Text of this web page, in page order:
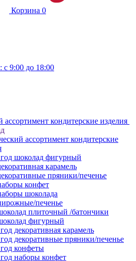
Корзина 0
9:00 до 18:00
ассортимент кондитерские изделия
ассортимент кондитерские
шоколад фигурный
карамель
пряники/печенье
конфет
шоколада
печенье
плиточный /батончики
фигурный
декоративная карамель
декоративные пряники/печенье
конфеты
наборы конфет